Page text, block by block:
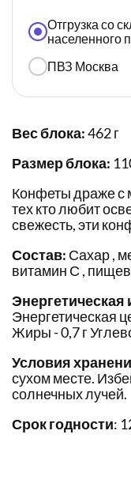
Отгрузка со
населенного
ПВЗ Москва
Вес блока:462 г
Размер блока:
Конфеты драже с
тех кто любит
свежесть, эти
Состав: Сахар ,
витамин С ,
Энергетическая
Жиры - 0,7 г
Условия
сухом месте.
солнечных лучей.
Срок годности: